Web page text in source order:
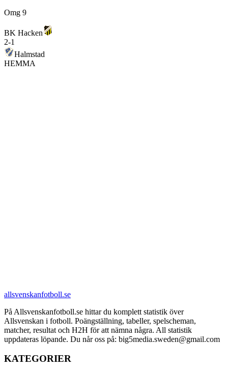
Omg 9
BK Hacken
2-1
Halmstad
HEMMA
allsvenskanfotboll.se
På Allsvenskanfotboll.se hittar du komplett statistik över
Allsvenskan i fotboll. Poängställning, tabeller, spelscheman,
matcher, resultat och H2H för att nämna några. All statistik
uppdateras löpande. Du når oss på: big5media.sweden@gmail.com
KATEGORIER